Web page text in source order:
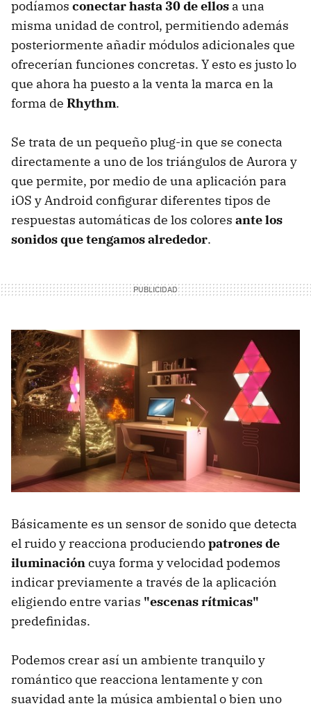
podíamos conectar hasta 30 de ellos a una
misma unidad de control, permitiendo además
posteriormente añadir módulos adicionales que
ofrecerían funciones concretas. Y esto es justo lo
que ahora ha puesto a la venta la marca en la
forma de Rhythm.
Se trata de un pequeño plug-in que se conecta
directamente a uno de los triángulos de Aurora y
que permite, por medio de una aplicación para
iOS y Android configurar diferentes tipos de
respuestas automáticas de los colores ante los
sonidos que tengamos alrededor.
Básicamente es un sensor de sonido que detecta
el ruido y reacciona produciendopatrones de
iluminacióncuya forma y velocidad podemos
indicar previamente a través de la aplicación
eligiendo entre varias "escenas rítmicas"
predefinidas.
Podemos crear así un ambiente tranquilo y
romántico que reacciona lentamente y con
suavidad ante la música ambiental o bien uno